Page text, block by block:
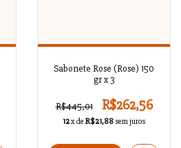
Sabonete Rose (Rose) 150
gr x 3
R$445,01 R$262,56
12x de R$21,88 sem juros